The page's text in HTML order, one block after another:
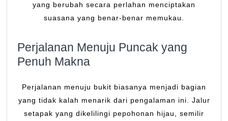
yang berubah secara perlahan menciptakan
suasana yang benar-benar memukau.
Perjalanan Menuju Puncak yang
Penuh Makna
Perjalanan menuju bukit biasanya menjadi bagian
yang tidak kalah menarik dari pengalaman ini. Jalur
setapak yang dikelilingi pepohonan hijau, semilir